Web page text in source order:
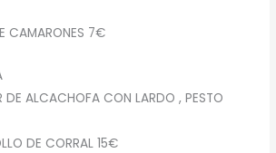
CAMARONES 7€
DE ALCACHOFA CON LARDO , PESTO
DE CORRAL 15€